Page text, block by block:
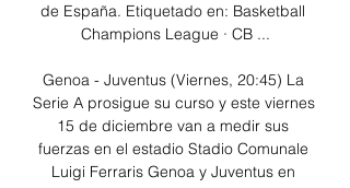
de España. Etiquetado en: Basketball
Champions League · CB ...
Genoa - Juventus (Viernes, 20:45) La
Serie A prosigue su curso y este viernes
15 de diciembre van a medir sus
fuerzas en el estadio Stadio Comunale
Luigi Ferraris Genoa y Juventus en